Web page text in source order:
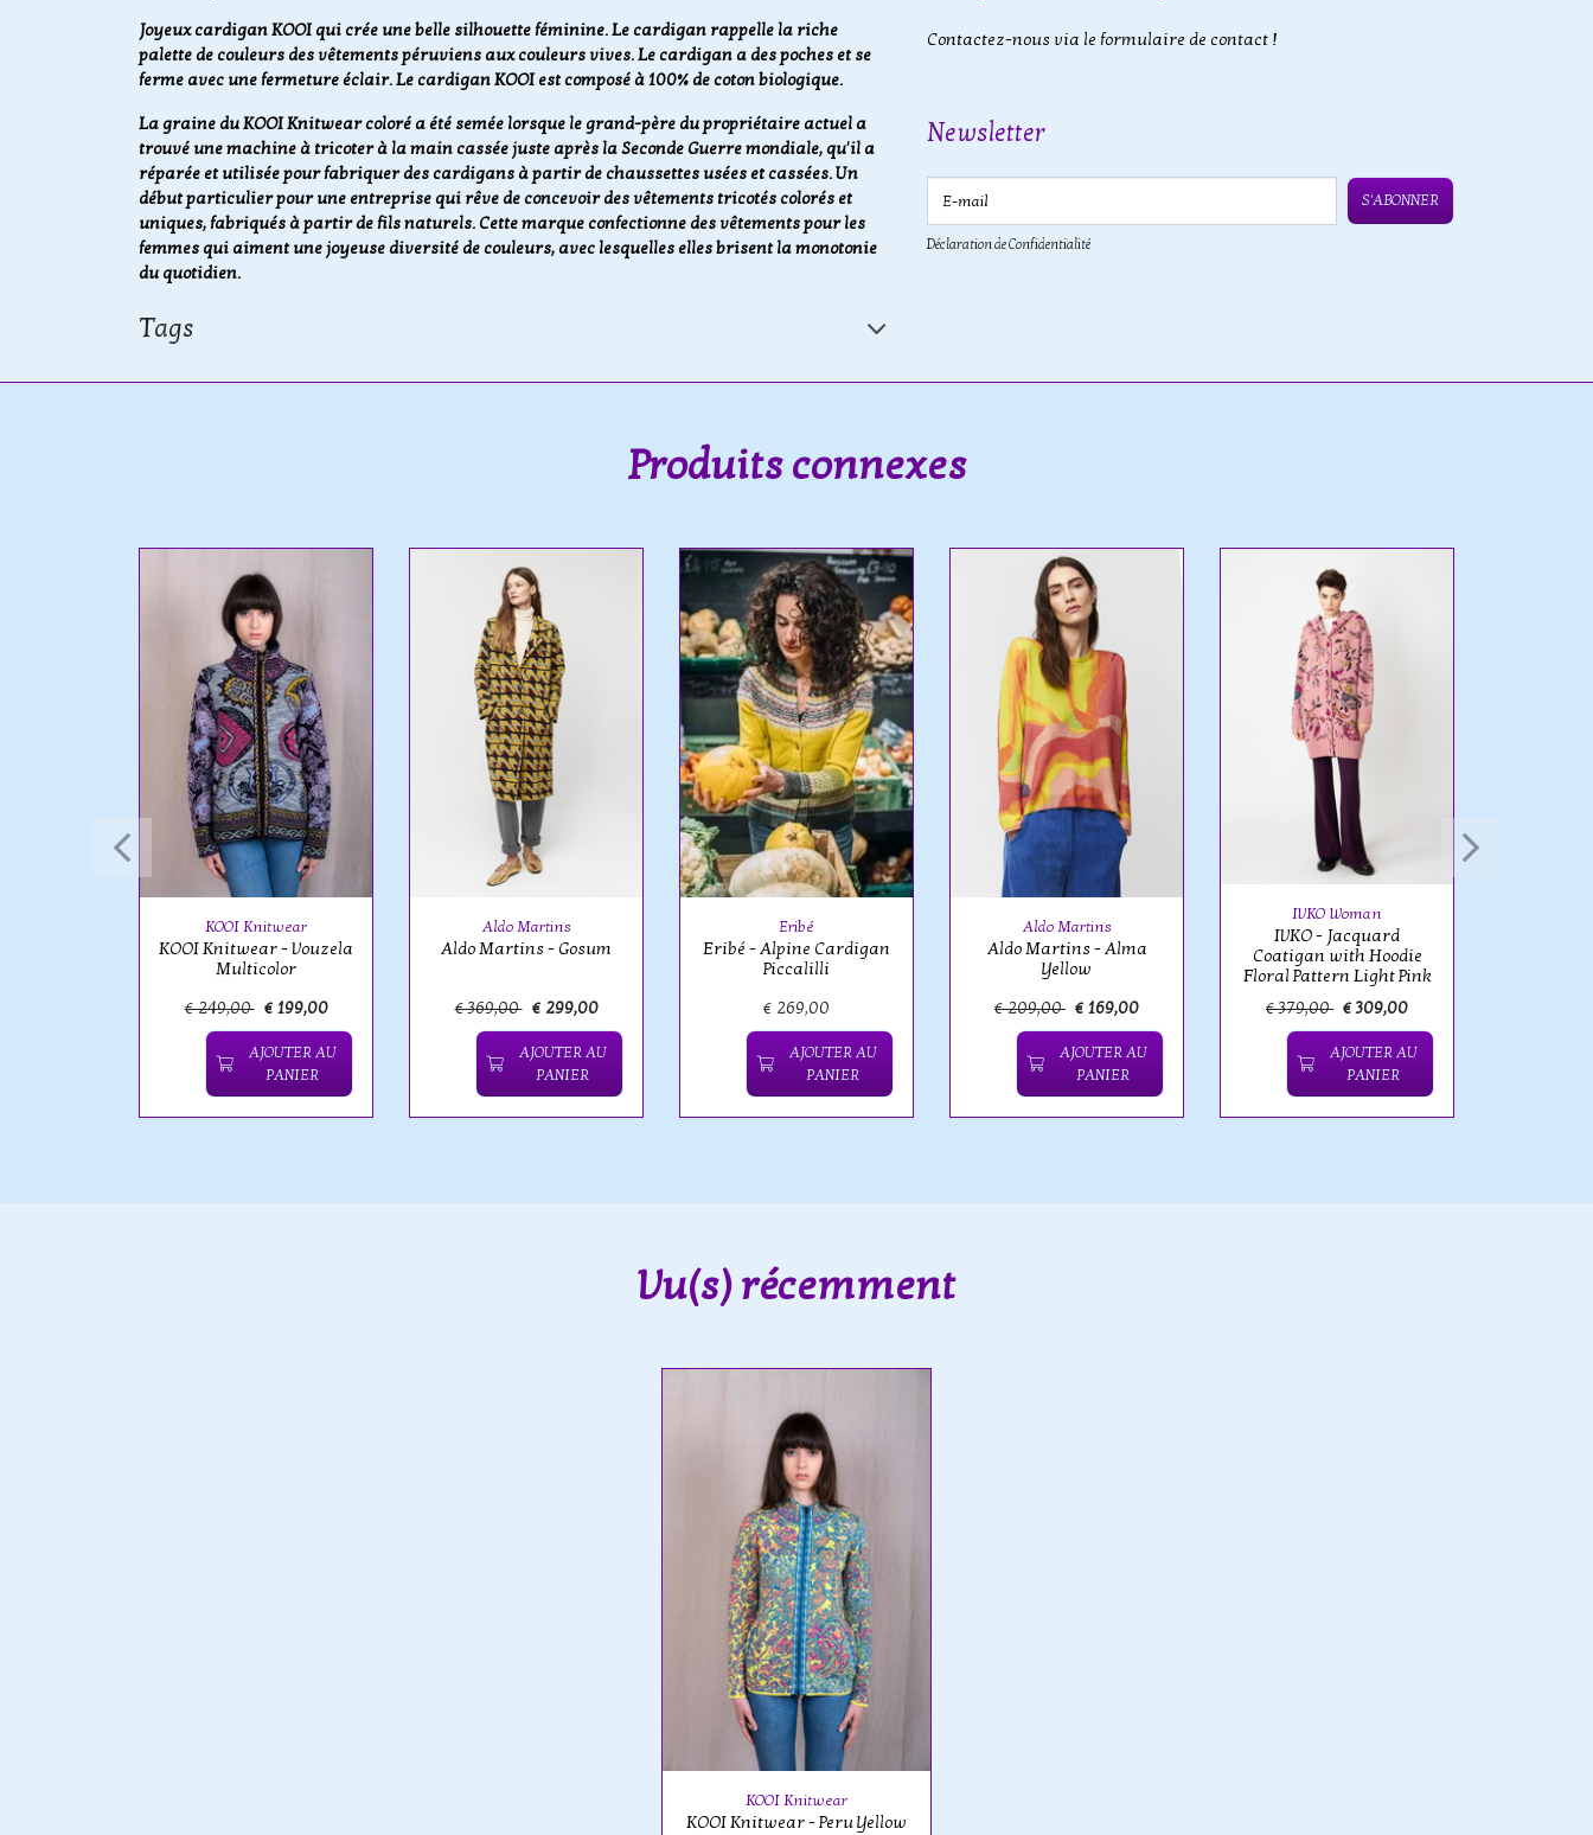
Joyeux cardigan KOOI qui crée une belle silhouette féminine. Le cardigan rappelle la riche
palette de couleurs des vêtements péruviens aux couleurs vives. Le cardigan a des poches et se
ferme avec une fermeture éclair. Le cardigan KOOI est composé à 100% de coton biologique.
La graine du KOOI Knitwear coloré a été semée lorsque le grand-père du propriétaire actuel a
trouvé une machine à tricoter à la main cassée juste après la Seconde Guerre mondiale, qu'il a
réparée et utilisée pour fabriquer des cardigans à partir de chaussettes usées et cassées. Un
début particulier pour une entreprise qui rêve de concevoir des vêtements tricotés colorés et
uniques, fabriqués à partir de fils naturels. Cette marque confectionne des vêtements pour les
femmes qui aiment une joyeuse diversité de couleurs, avec lesquelles elles brisent la monotonie
du quotidien.
Tags
Contactez-nous via le formulaire de contact !
Newsletter
E-mail
S'ABONNER
Déclaration de Confidentialité
Produits connexes
KOOI Knitwear
KOOI Knitwear - Vouzela
Multicolor
€ 249,00 € 199,00
AJOUTER AU
PANIER
Aldo Martins
Aldo Martins - Gosum
€ 369,00 € 299,00
AJOUTER AU
PANIER
Eribé
Eribé - Alpine Cardigan
Piccalilli
€ 269,00
AJOUTER AU
PANIER
Aldo Martins
Aldo Martins - Alma
Yellow
€ 209,00 € 169,00
AJOUTER AU
PANIER
IVKO Woman
IVKO - Jacquard
Coatigan with Hoodie
Floral Pattern Light Pink
€ 379,00 € 309,00
AJOUTER AU
PANIER
Vu(s) récemment
KOOI Knitwear
KOOI Knitwear - Peru Yellow